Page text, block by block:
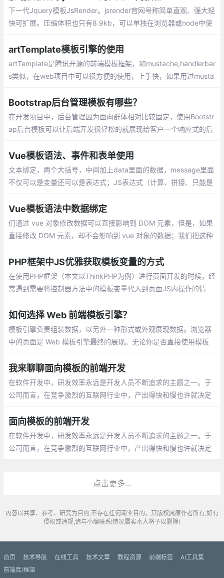
下一代Jquery模板JsRender。jsrender官网号称简单直观、强大轻
快可扩展。压缩体积也只有8.9kb，可以单独在浏览器或node中使
artTemplate模板引擎的使用
artTemplate是腾讯开源的前端模板框架，和mustache,handlerbar
s类似，在web项目中可以很方便的使用，上手快，如果用过musta
Bootstrap后台管理模板有哪些？
在开发项目中，后台管理因为面向群体相对比较固定，使用Bootstr
ap后台模板可以让后端开发很轻松的就展现给客户一个响应式的后
Bootstrap后台管理模板
Vue模板语法、事件和表单使用
文本绑定，两个大括号，中间加上data里面的数据，message里面
不仅可以是变量还可以是表达式；JS表达式（计算、拼接、只能是
直接在data里面定义html代码
Vue模板语法中数据绑定
们通过 vue 对象修改数据可以直接影响到 DOM 元素，但是，如果
直接修改 DOM 元素，却不会影响到 vue 对象的数据；我们把这种
就完成了 双向数据绑定
PHP框架中JS优雅获取模板变量的方式
在使用PHP框架（本文以ThinkPHP为例）进行页面开发的时候，经
常遇到需要将控制器方法中的模板变量代入到页面JS内操作的情
如何选择 Web 前端模板引擎？
模板引擎负责组装数据，以另外一种形式或外观展现数据。浏览器
中的页面是 Web 模板引擎最终的展现。无论你是否直接使用模板
追溯到超文本标记语言 HTML 标准正式确立之前。
我来聊聊面向模板的前端开发
在软件开发中，研发效率永远是开发人员不断追求的主题之一。于
公司而言，在竞争激烈的互联网行业中，产出得快和慢也许就决定
间去提升自己、发展爱好、陪伴家人，工作、生活两不误
面向模板的前端开发
在软件开发中，研发效率永远是开发人员不断追求的主题之一。于
公司而言，在竞争激烈的互联网行业中，产出得快和慢也许就决定
点击更多...
内容以共享、参考、研究为目的,不存在任何商业目的。其版权属原作者所有,如有
侵权或违规,请与小编联系!情况属实本人将予以删除!
首页 技术导航 在线工具 技术文章 教程资源 前端标签
AI工具集
前端库/框架